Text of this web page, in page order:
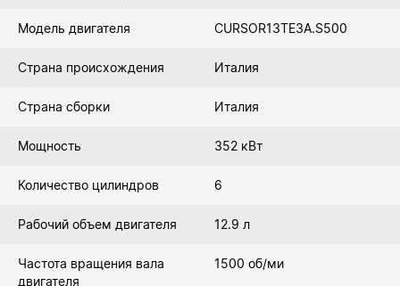
Модель двигателя CURSOR13TE3A.S500
Страна происхождения Италия
Страна сборки Италия
Мощность 352 кВт
Количество цилиндров 6
Рабочий объем двигателя 12.9 л
Частота вращения вала
двигателя
1500 об/ми